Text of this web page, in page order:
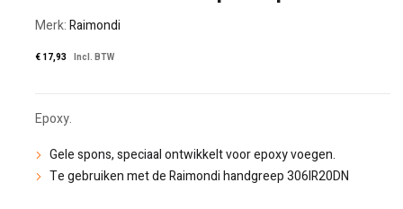
Merk:Raimondi
€ 17,93 Incl. BTW
Epoxy.
Gele spons, speciaal ontwikkelt voor epoxy voegen.
Te gebruiken met de Raimondi handgreep306IR20DN